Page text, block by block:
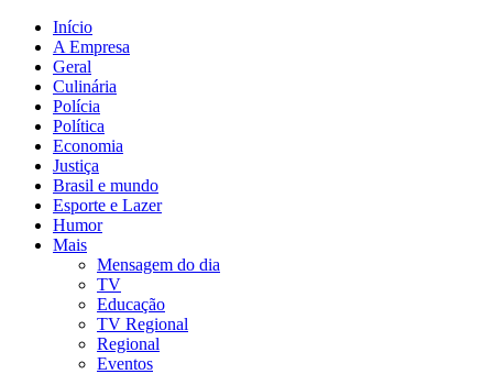
Início
A Empresa
Geral
Culinária
Polícia
Política
Economia
Justiça
Brasil e mundo
Esporte e Lazer
Humor
Mais
Mensagem do dia
TV
Educação
TV Regional
Regional
Eventos